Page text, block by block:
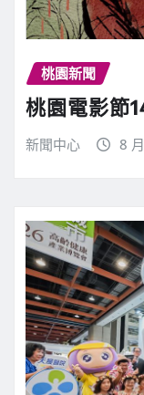
桃園新聞
桃園電影節
新聞中心 8